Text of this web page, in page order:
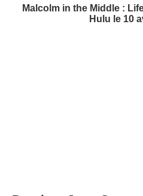
Malcolm in the Middle :
Hulu le 10